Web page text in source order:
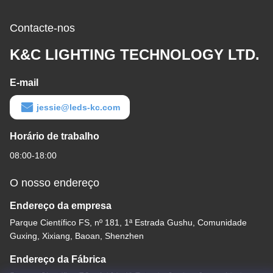
Contacte-nos
K&C LIGHTING TECHNOLOGY LTD.
E-mail
jessie@leds-kc.com
Horário de trabalho
08:00-18:00
O nosso endereço
Endereço da empresa
Parque Científico FS, nº 181, 1ª Estrada Gushu, Comunidade
Guxing, Xixiang, Baoan, Shenzhen
Endereço da Fábrica